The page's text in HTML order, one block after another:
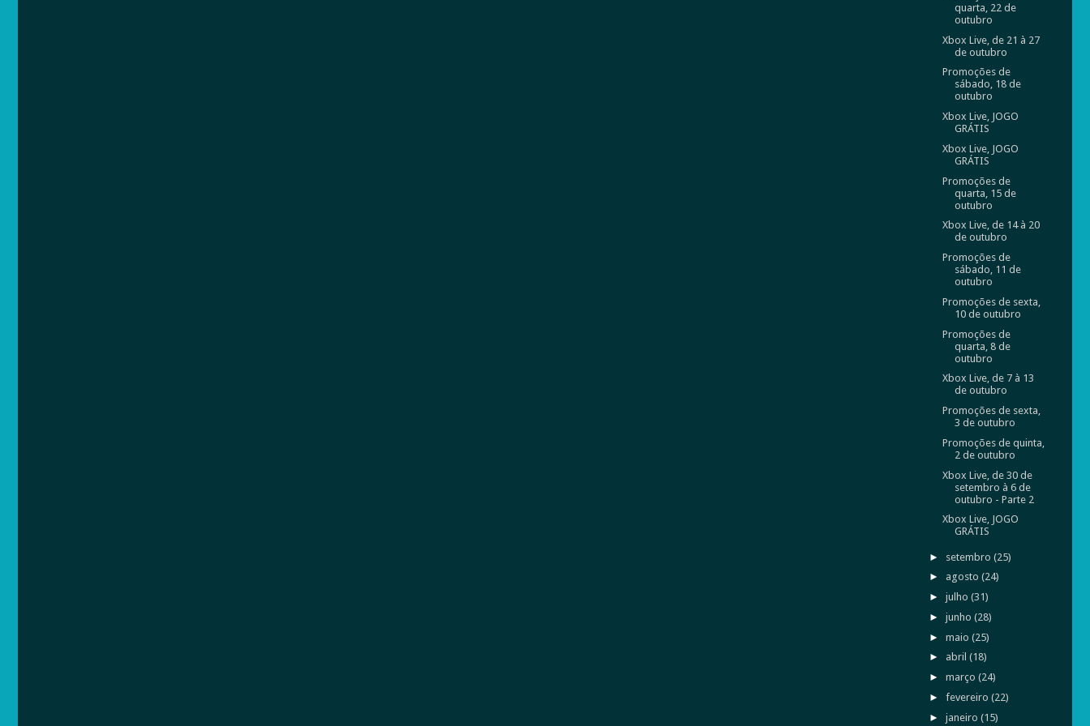
quarta, 22 de
outubro
Xbox Live, de 21 à 27
de outubro
Promoções de
sábado, 18 de
outubro
Xbox Live, JOGO
GRÁTIS
Xbox Live, JOGO
GRÁTIS
Promoções de
quarta, 15 de
outubro
Xbox Live, de 14 à 20
de outubro
Promoções de
sábado, 11 de
outubro
Promoções de sexta,
10 de outubro
Promoções de
quarta, 8 de
outubro
Xbox Live, de 7 à 13
de outubro
Promoções de sexta,
3 de outubro
Promoções de quinta,
2 de outubro
Xbox Live, de 30 de
setembro à 6 de
outubro - Parte 2
Xbox Live, JOGO
GRÁTIS
► setembro (25)
► agosto (24)
► julho (31)
► junho (28)
► maio (25)
► abril (18)
► março (24)
► fevereiro (22)
► janeiro (15)